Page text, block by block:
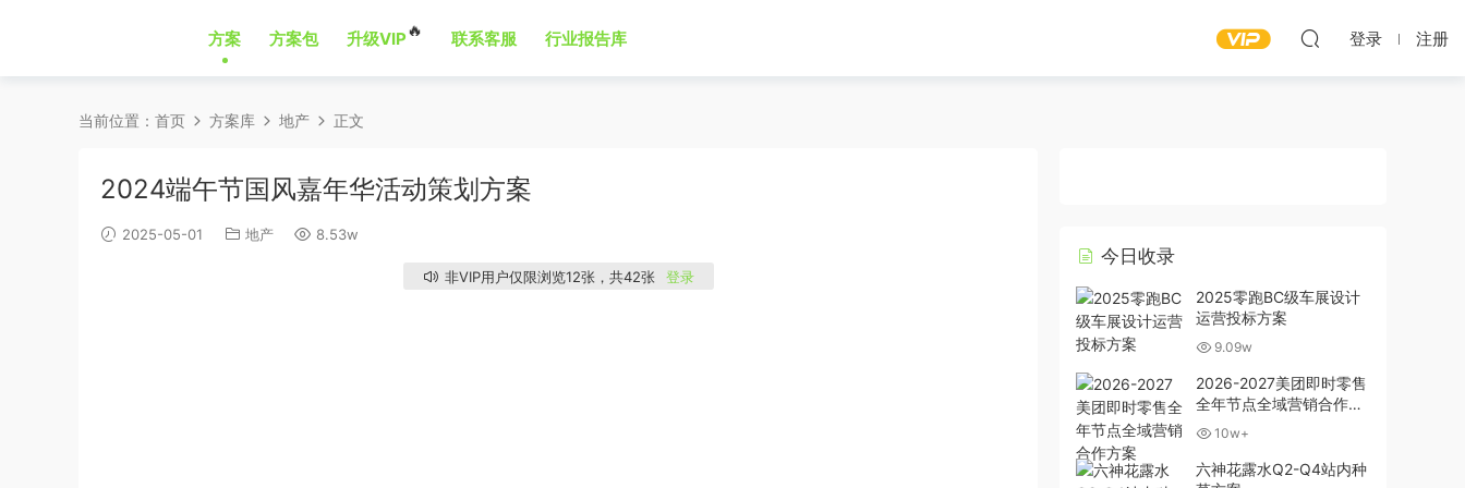
方案 方案包 升级VIP🔥 联系客服 行业报告库 登录 注册
当前位置： 首页 方案库 地产 正文
2024端午节国风嘉年华活动策划方案
2025-05-01 地产 8.53w
非VIP用户仅限浏览12张，共42张 登录
今日收录
2025零跑BC级车展设计
运营投标方案
9.09w
2026-2027美团即时零售
全年节点全域营销合作方
案 10w+
六神花露水Q2-Q4站内种